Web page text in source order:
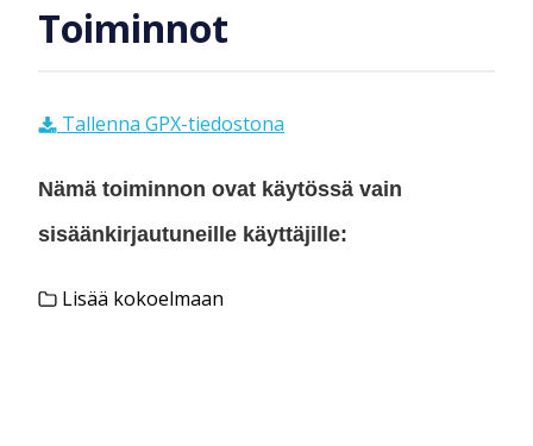
Toiminnot
Tallenna GPX-tiedostona
Nämä toiminnon ovat käytössä vain
sisäänkirjautuneille käyttäjille:
Lisää kokoelmaan